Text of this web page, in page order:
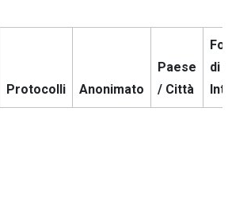
Protocolli Anonimato
Paese
/ Città
di